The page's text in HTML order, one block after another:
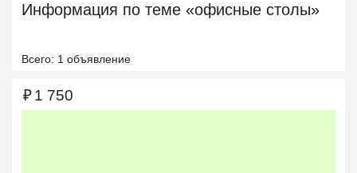
Информация по теме «офисные столы»
Всего: 1 объявление
₽1 750